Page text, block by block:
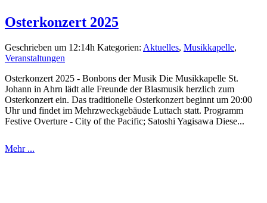
Osterkonzert 2025
Geschrieben um 12:14h Kategorien: Aktuelles, Musikkapelle,
Veranstaltungen
Osterkonzert 2025 - Bonbons der Musik Die Musikkapelle St.
Johann in Ahrn lädt alle Freunde der Blasmusik herzlich zum
Osterkonzert ein. Das traditionelle Osterkonzert beginnt um 20:00
Uhr und findet im Mehrzweckgebäude Luttach statt. Programm
Festive Overture - City of the Pacific; Satoshi Yagisawa Diese...
Mehr ...